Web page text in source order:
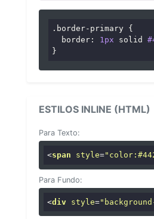
.border-primary {
border : 1px solid
}
ESTILOS INLINE (HTML)
Para Texto:
<span style=
Para Fundo:
<div style=